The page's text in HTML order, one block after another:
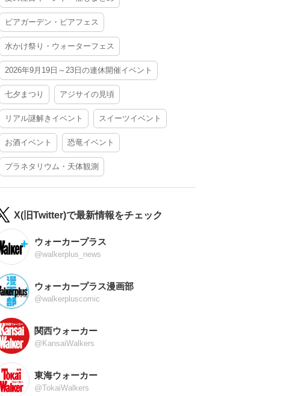
ビアガーデン・ビアフェス
水かけ祭り・ウォーターフェス
2026年9月19日～23日の連休開催イベント
七夕まつり アジサイの見頃
リアル謎解きイベント スイーツイベント
お酒イベント 恐竜イベント
プラネタリウム・天体観測
X(旧Twitter)で最新情報をチェック
ウォーカープラス
@walkerplus_news
ウォーカープラス漫画部
@walkerpluscomic
関西ウォーカー
@KansaiWalkers
東海ウォーカー
@TokaiWalkers